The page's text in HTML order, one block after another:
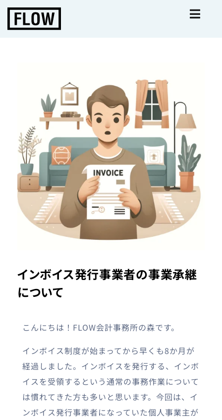
インボイス発行事業者の事業承継
について
こんにちは！FLOW会計事務所の森です。
インボイス制度が始まってから早くも8か月が
経過しました。インボイスを発行する、インボ
イスを受領するという通常の事務作業について
は慣れてきた方も多いと思います。今回は、イ
ンボイス発行事業者になっていた個人事業主が